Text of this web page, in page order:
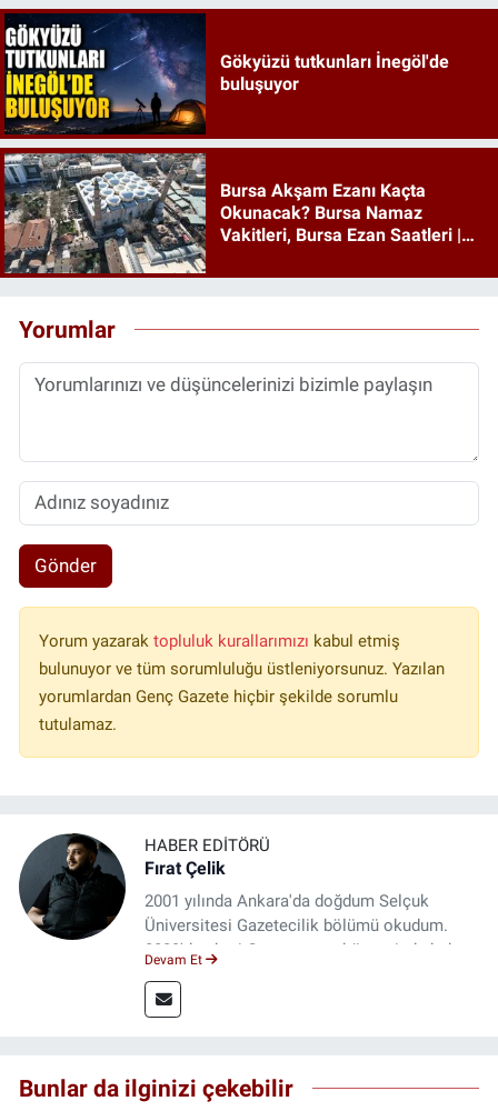
Gökyüzü tutkunları İnegöl'de
buluşuyor
Bursa Akşam Ezanı Kaçta
Okunacak? Bursa Namaz
Vakitleri, Bursa Ezan Saatleri |
Yorumlar
Gönder
Yorum yazarak topluluk kurallarımızı kabul etmiş
bulunuyor ve tüm sorumluluğu üstleniyorsunuz. Yazılan
yorumlardan Genç Gazete hiçbir şekilde sorumlu
tutulamaz.
HABER EDITÖRÜ
Fırat Çelik
2001 yılında Ankara'da doğdum Selçuk
Üniversitesi Gazetecilik bölümü okudum.
2023'den beri Genç gazete bünyesinde haber
Devam Et
Bunlar da ilginizi çekebilir